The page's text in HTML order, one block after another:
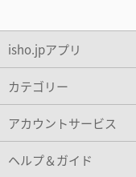
isho.jpアプリ
カテゴリー
アカウントサービス
ヘルプ＆ガイド